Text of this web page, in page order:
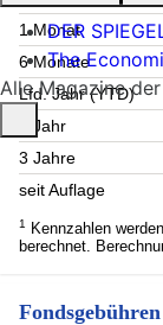
1 Monat
6 Monate
Lfd. Jahr (YTD)
1 Jahr
3 Jahre
seit Auflage
1
Kennzahlen
berechnet.
Fondsgebühren
DER
The
Alle Magazine